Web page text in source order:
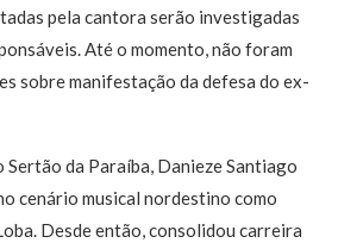
pela cantora serão investigadas
Até o momento, não foram
sobre manifestação da defesa do ex-
Sertão da Paraíba, Danieze Santiago
cenário musical nordestino como
Desde então, consolidou carreira